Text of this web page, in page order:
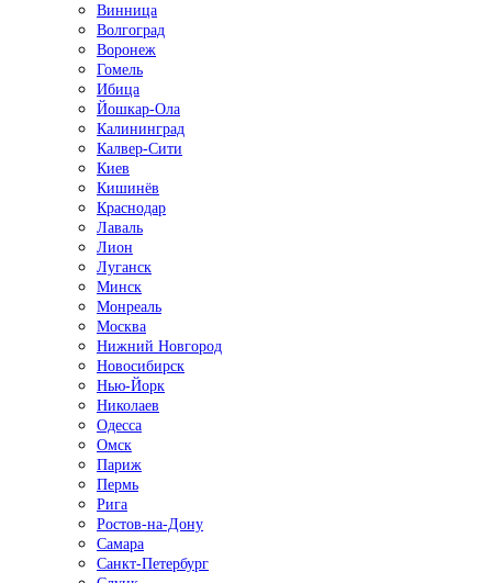
Винница
Волгоград
Воронеж
Гомель
Ибица
Йошкар-Ола
Калининград
Калвер-Сити
Киев
Кишинёв
Краснодар
Лаваль
Лион
Луганск
Минск
Монреаль
Москва
Нижний Новгород
Новосибирск
Нью-Йорк
Николаев
Одесса
Омск
Париж
Пермь
Рига
Ростов-на-Дону
Самара
Санкт-Петербург